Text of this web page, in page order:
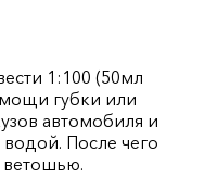
1:100 (50мл
губки или
автомобиля и
водой. После чего
ветошью.